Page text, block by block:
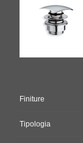
Finiture
Tipologia